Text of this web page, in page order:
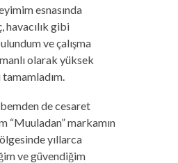
esnasında
havacılık gibi
ve çalışma
olarak yüksek
de cesaret
“Muuladan” markamın
yıllarca
ve güvendiğim